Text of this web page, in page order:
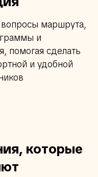
маршрута,
и
помогая сделать
и удобной
которые